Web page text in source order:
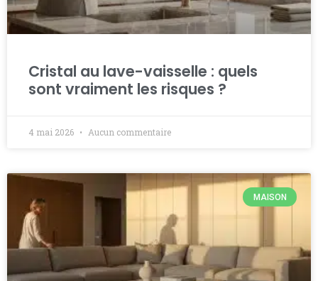
Cristal au lave-vaisselle : quels
sont vraiment les risques ?
4 mai 2026 Aucun commentaire
MAISON